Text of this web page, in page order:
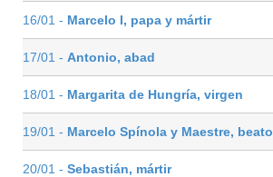
16/01 - Marcelo I, papa y mártir
17/01 - Antonio, abad
18/01 - Margarita de Hungría, virgen
19/01 - Marcelo Spínola y Maestre, beato
20/01 - Sebastián, mártir